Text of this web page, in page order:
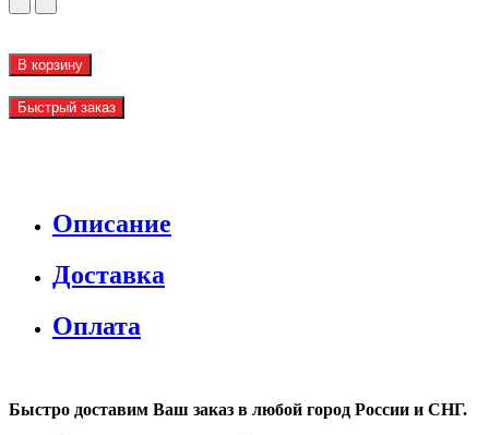
В корзину
Быстрый заказ
Описание
Доставка
Оплата
Быстро доставим Ваш заказ в любой город России и СНГ.